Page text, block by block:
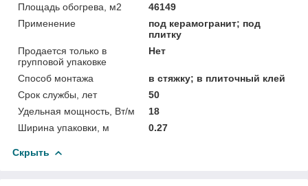
Площадь обогрева, м2
46149
Применение
под керамогранит; под
плитку
Продается только в
групповой упаковке
Нет
Способ монтажа
в стяжку; в плиточный клей
Срок службы, лет
50
Удельная мощность, Вт/м
18
Ширина упаковки, м
0.27
Скрыть